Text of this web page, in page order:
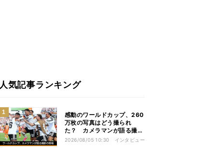
人気記事ランキング
感動のワールドカップ、260
万枚の写真はどう撮られ
た？ カメラマンが語る撮影
の現場
2026/08/05 10:30 インタビュー